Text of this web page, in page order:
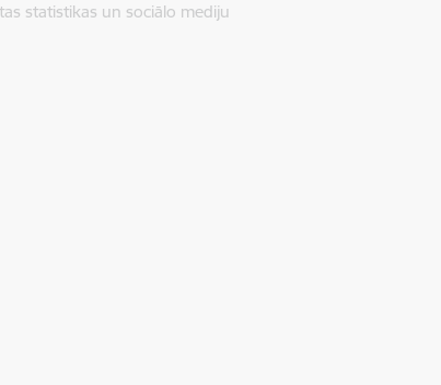
statistikas un sociālo mediju